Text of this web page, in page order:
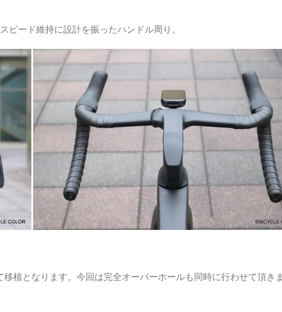
ード維持に設計を振ったハンドル周り。
植となります。今回は完全オーバーホールも同時に行わせて頂き